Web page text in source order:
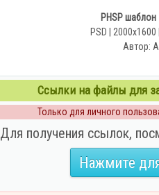
PHSP
PSD |
Автор:
Ссылки на файлы для
Только для личного
Для получения ссылок,
Нажмите